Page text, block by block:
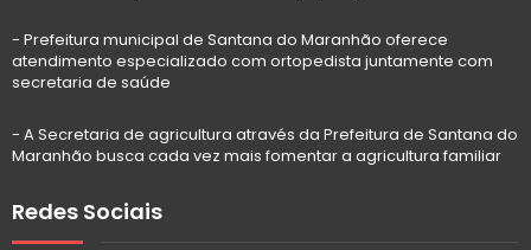
- Prefeitura municipal de Santana do Maranhão oferece
atendimento especializado com ortopedista juntamente com
secretaria de saúde
- A Secretaria de agricultura através da Prefeitura de Santana do
Maranhão busca cada vez mais fomentar a agricultura familiar
Redes Sociais